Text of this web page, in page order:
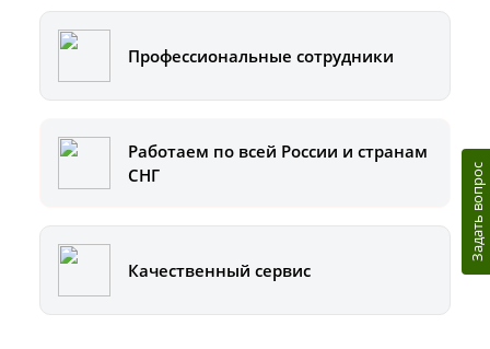
Профессиональные сотрудники
Работаем по всей России и странам
СНГ
Качественный сервис
Задать вопрос